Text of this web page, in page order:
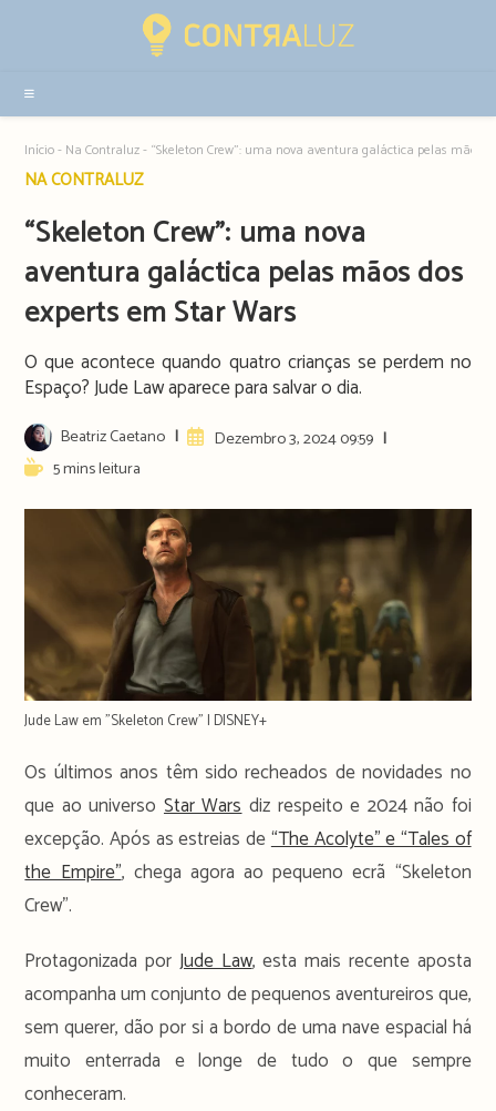
sidebar
Início- Na Contraluz- “Skeleton Crew”: uma nova aventura galáctica pelas mãos
Post
NA CONTRALUZ
“Skeleton Crew”: uma nova
aventura galáctica pelas mãos dos
experts em Star Wars
O que acontece quando quatro crianças se perdem no
Espaço? Jude Law aparece para salvar o dia.
Post
author:
Beatriz Caetano
ArtigoDezembro 3, 2024 09:59
Reading5 mins leitura
Jude Law em "Skeleton Crew" | DISNEY+
Os últimos anos têm sido recheados de novidades no
que ao universo Star Warsdiz respeito e 2024 não foi
excepção. Após as estreias de“The Acolyte” e “Tales of
the Empire”, chega agora ao pequeno ecrã “Skeleton
Crew”.
Protagonizada por Jude Law, esta mais recente aposta
acompanha um conjunto de pequenos aventureiros que,
sem querer, dão por si a bordo de uma nave espacial há
muito enterrada e longe de tudo o que sempre
conheceram.